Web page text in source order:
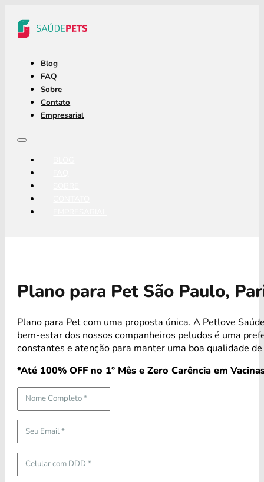
Blog
FAQ
Sobre
Contato
Empresarial
Plano para Pet São Paulo,
Plano para Pet com uma proposta única. A Petlove
bem-estar dos nossos companheiros peludos é uma
constantes e atenção para manter uma boa qualidade
*Até 100% OFF no 1° Mês e Zero Carência em